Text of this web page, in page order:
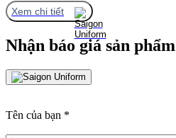
Xem chi tiết
Nhận báo giá sản phẩm
Tên của bạn *